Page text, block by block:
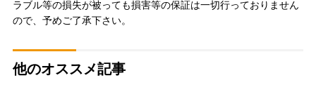
ラブル等の損失が被っても損害等の保証は一切行っておりません
ので、予めご了承下さい。
他のオススメ記事